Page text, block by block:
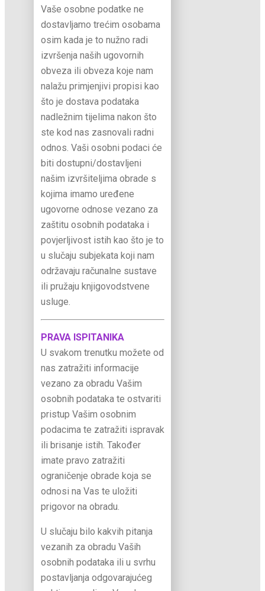
Vaše osobne podatke ne
dostavljamo trećim osobama
osim kada je to nužno radi
izvršenja naših ugovornih
obveza ili obveza koje nam
nalažu primjenjivi propisi kao
što je dostava podataka
nadležnim tijelima nakon što
ste kod nas zasnovali radni
odnos. Vaši osobni podaci će
biti dostupni/dostavljeni
našim izvršiteljima obrade s
kojima imamo uređene
ugovorne odnose vezano za
zaštitu osobnih podataka i
povjerljivost istih kao što je to
u slučaju subjekata koji nam
održavaju računalne sustave
ili pružaju knjigovodstvene
usluge.
PRAVA ISPITANIKA
U svakom trenutku možete od
nas zatražiti informacije
vezano za obradu Vašim
osobnih podataka te ostvariti
pristup Vašim osobnim
podacima te zatražiti ispravak
ili brisanje istih. Također
imate pravo zatražiti
ograničenje obrade koja se
odnosi na Vas te uložiti
prigovor na obradu.
U slučaju bilo kakvih pitanja
vezanih za obradu Vaših
osobnih podataka ili u svrhu
postavljanja odgovarajućeg